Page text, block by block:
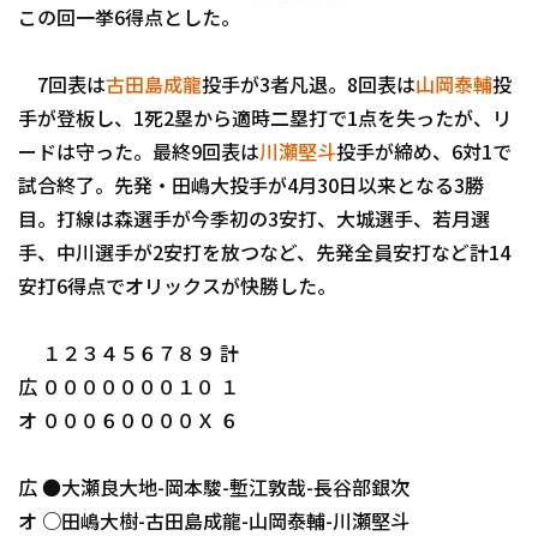
運営会社（別ウィンドウで開く） よくある質問
この回一挙6得点とした。
7回表は古田島成龍投手が3者凡退。8回表は山岡泰輔投
手が登板し、1死2塁から適時二塁打で1点を失ったが、リ
ードは守った。最終9回表は川瀬堅斗投手が締め、6対1で
試合終了。先発・田嶋大投手が4月30日以来となる3勝
目。打線は森選手が今季初の3安打、大城選手、若月選
手、中川選手が2安打を放つなど、先発全員安打など計14
安打6得点でオリックスが快勝した。
１２３４５６７８９ 計
広 ０００００００１０ １
オ ０００６００００Ｘ ６
広 ●大瀬良大地-岡本駿-塹江敦哉-長谷部銀次
オ ○田嶋大樹-古田島成龍-山岡泰輔-川瀬堅斗